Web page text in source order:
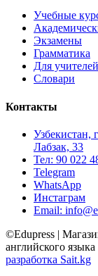
Учебные
Экзамены
Грамматика
Для учителей
Словари
Контакты
Узбекистан,
Лабзак, 33
Тел: 90 022
Telegram
WhatsApp
Инстаграм
Email:
©Edupress |
английского
разработка Sait.kg